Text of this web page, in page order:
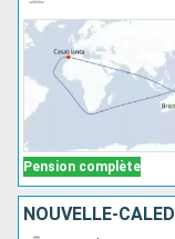
Pension complète